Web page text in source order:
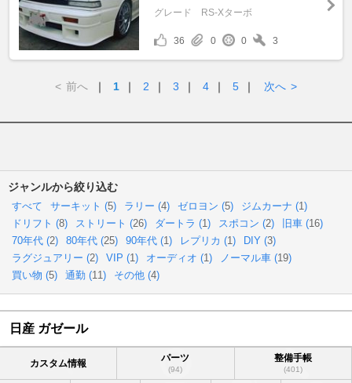
グレード RS-Xターボ
36 0 0 3
< 前へ ｜ 1 ｜ 2 ｜ 3 ｜ 4 ｜ 5 ｜ 次へ >
ジャンルから絞り込む
すべて サーキット (5) ラリー (4) ゼロヨン (5) ジムカーナ (1)
ドリフト (8) ストリート (26) ダートラ (1) スポコン (2) 旧車 (16)
70年代 (2) 80年代 (25) 90年代 (1) レプリカ (1) DIY (3)
ラグジュアリー (2) VIP (1) オーディオ (1) ノーマル車 (19)
買い物 (5) 通勤 (11) その他 (4)
日産 ガゼール
カスタム情報 パーツ
(94)
整備手帳
(401)